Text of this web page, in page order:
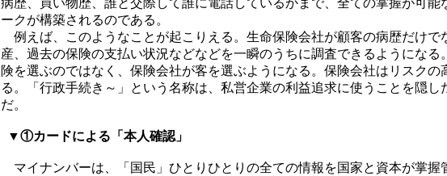
病歴、買い物歴、誰と交際して誰に電話しているかまで、全ての掌握が可能
ークが構築されるのである。
例えば、このようなことが起こりえる。生命保険会社が顧客の病歴だけで
産、過去の保険の支払い状況などなどを一瞬のうちに調査できるようになる
険を選ぶのではなく、保険会社が客を選ぶようになる。保険会社はリスクの
る。「行政手続き～」という名称は、私営企業の利益追求に使うことを隠し
だ。
▼①カードによる「本人確認」
マイナンバーは、「国民」ひとりひとりの全ての情報を国家と資本が掌握